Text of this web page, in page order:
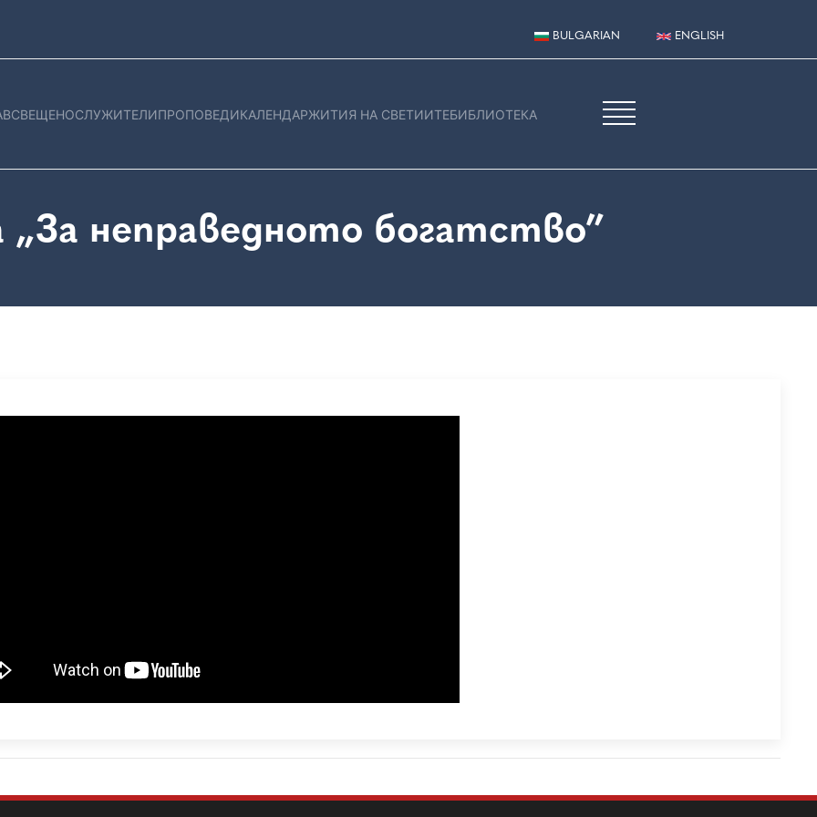
BULGARIAN ENGLISH
СВЕЩЕНОСЛУЖИТЕЛИПРОПОВЕДИКАЛЕНДАРЖИТИЯ НА СВЕТИИТЕБИБЛИОТЕКА
неправедното богатство”